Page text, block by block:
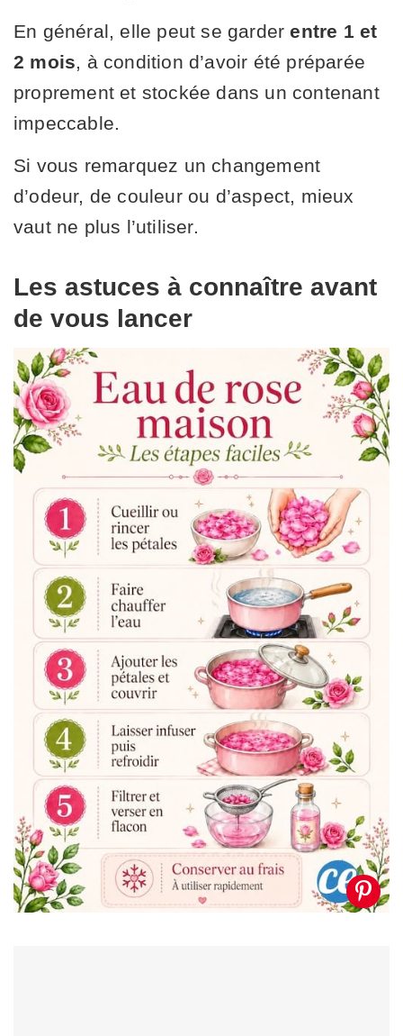
En général, elle peut se garderentre 1 et
2 mois, à condition d’avoir été préparée
proprement et stockée dans un contenant
impeccable.
Si vous remarquez un changement
d’odeur, de couleur ou d’aspect, mieux
vaut ne plus l’utiliser.
Les astuces à connaître avant
de vous lancer